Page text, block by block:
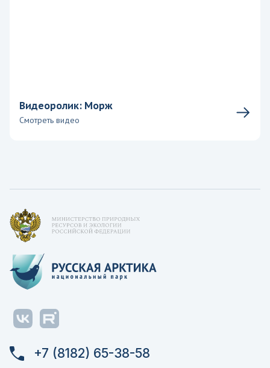
Видеоролик: Морж
Смотреть видео
+7 (8182) 65-38-58